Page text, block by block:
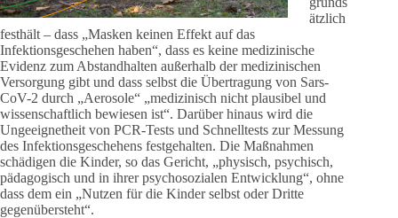
ätzlich
festhält – dass „Masken keinen Effekt auf das
Infektionsgeschehen haben“, dass es keine medizinische
Evidenz zum Abstandhalten außerhalb der medizinischen
Versorgung gibt und dass selbst die Übertragung von Sars-
CoV-2 durch „Aerosole“ „medizinisch nicht plausibel und
wissenschaftlich bewiesen ist“. Darüber hinaus wird die
Ungeeignetheit von PCR-Tests und Schnelltests zur Messung
des Infektionsgeschehens festgehalten. Die Maßnahmen
schädigen die Kinder, so das Gericht, „physisch, psychisch,
pädagogisch und in ihrer psychosozialen Entwicklung“, ohne
dass dem ein „Nutzen für die Kinder selbst oder Dritte
gegenübersteht“.